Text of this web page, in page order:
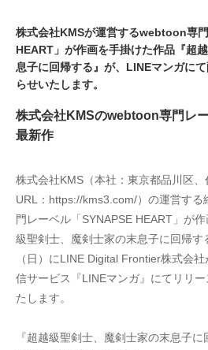
株式会社KMSが運営するwebtoon専
HEART」が作画を手掛けた作品『超
息子に回帰する』が、LINEマンガに
らせいたします。
株式会社KMSのwebtoon専門レ
最新作
株式会社KMS（本社：東京都品川区、
URL：https://kms3.com/）の運営する
門レーベル「SYNAPSE HEART」が
級聖剣士、魔剣士家の末息子に回帰す
（日）にLINE Digital Frontier株式会
信サービス『LINEマンガ』にてリリ
たします。
『超越級聖剣士、魔剣士家の末息子に